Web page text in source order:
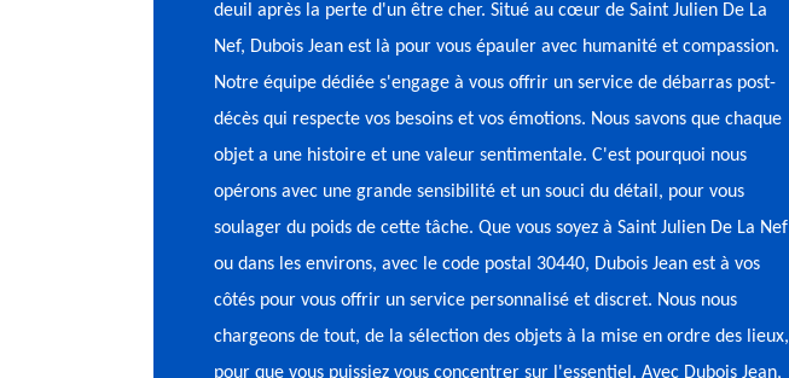
deuil après la perte d'un être cher. Situé au cœur de Saint Julien De La
Nef, Dubois Jean est là pour vous épauler avec humanité et compassion.
Notre équipe dédiée s'engage à vous offrir un service de débarras post-
décès qui respecte vos besoins et vos émotions. Nous savons que chaque
objet a une histoire et une valeur sentimentale. C'est pourquoi nous
opérons avec une grande sensibilité et un souci du détail, pour vous
soulager du poids de cette tâche. Que vous soyez à Saint Julien De La Nef
ou dans les environs, avec le code postal 30440, Dubois Jean est à vos
côtés pour vous offrir un service personnalisé et discret. Nous nous
chargeons de tout, de la sélection des objets à la mise en ordre des lieux,
pour que vous puissiez vous concentrer sur l'essentiel. Avec Dubois Jean,